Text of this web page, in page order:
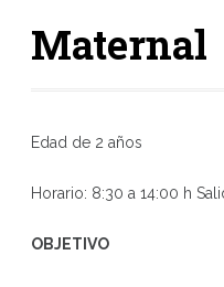
Maternal
Edad de 2 años
Horario: 8:30 a 14:00 h
OBJETIVO